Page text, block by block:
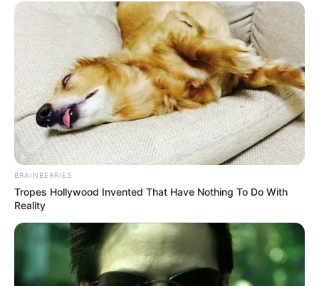
BRAINBERRIES
Tropes Hollywood Invented That Have Nothing To Do With
Reality